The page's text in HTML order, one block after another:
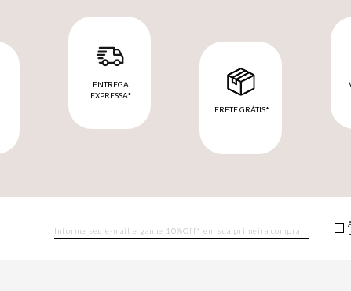
ENTREGA
EXPRESSA*
FRETE GRÁTIS*